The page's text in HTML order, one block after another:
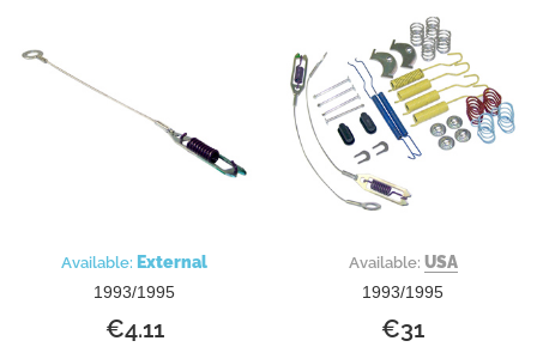
Available: External
1993/1995
€4.11
Available: USA
1993/1995
€31